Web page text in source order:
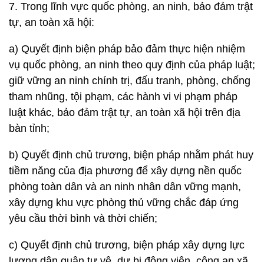
7. Trong lĩnh vực quốc phòng, an ninh, bảo đảm trật
tự, an toàn xã hội:
a) Quyết định biện pháp bảo đảm thực hiện nhiệm
vụ quốc phòng, an ninh theo quy định của pháp luật;
giữ vững an ninh chính trị, đấu tranh, phòng, chống
tham nhũng, tội phạm, các hành vi vi phạm pháp
luật khác, bảo đảm trật tự, an toàn xã hội trên địa
bàn tỉnh;
b) Quyết định chủ trương, biện pháp nhằm phát huy
tiềm năng của địa phương để xây dựng nền quốc
phòng toàn dân và an ninh nhân dân vững mạnh,
xây dựng khu vực phòng thủ vững chắc đáp ứng
yêu cầu thời bình và thời chiến;
c) Quyết định chủ trương, biện pháp xây dựng lực